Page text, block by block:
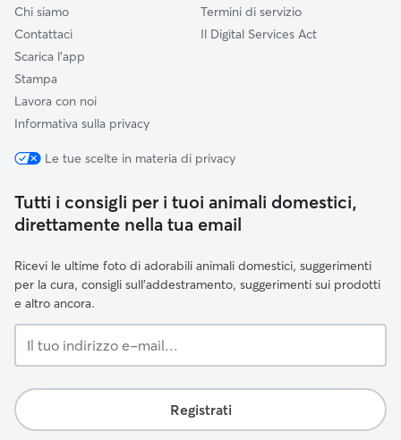
Chi siamo
Contattaci
Scarica l'app
Stampa
Lavora con noi
Informativa sulla privacy
Termini di servizio
Il Digital Services Act
Le tue scelte in materia di privacy
Tutti i consigli per i tuoi animali domestici,
direttamente nella tua email
Ricevi le ultime foto di adorabili animali domestici, suggerimenti
per la cura, consigli sull'addestramento, suggerimenti sui prodotti
e altro ancora.
tuo
e-
mail...
Registrati